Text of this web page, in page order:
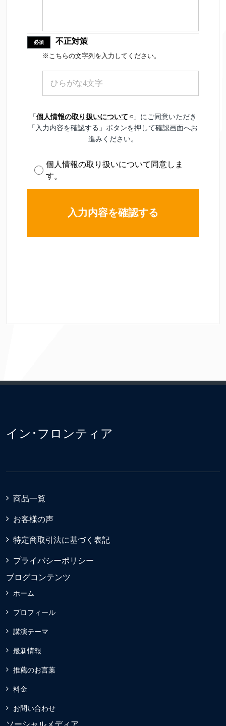
必須 不正対策
※こちらの文字列を入力してください。
「個人情報の取り扱いについて
」にご同意いただき
「入力内容を確認する」ボタンを押して確認画面へお
進みください。
個人情報の取り扱いについて同意しま
す。
イン･フロンティア
商品一覧
お客様の声
特定商取引法に基づく表記
プライバシーポリシー
ブログコンテンツ
ホーム
プロフィール
講演テーマ
最新情報
推薦のお言葉
料金
お問い合わせ
ソーシャルメディア